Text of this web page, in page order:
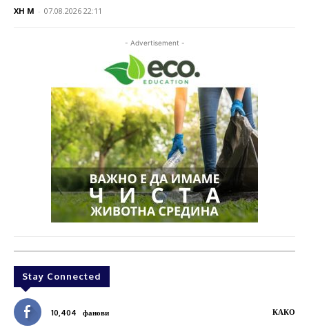
XH M - 07.08.2026 22:11
- Advertisement -
Stay Connected
10,404 фанови КАКО